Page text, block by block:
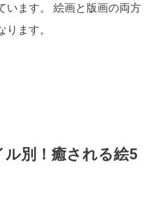
います。 絵画と版画の両方
ます。
別！癒される絵5